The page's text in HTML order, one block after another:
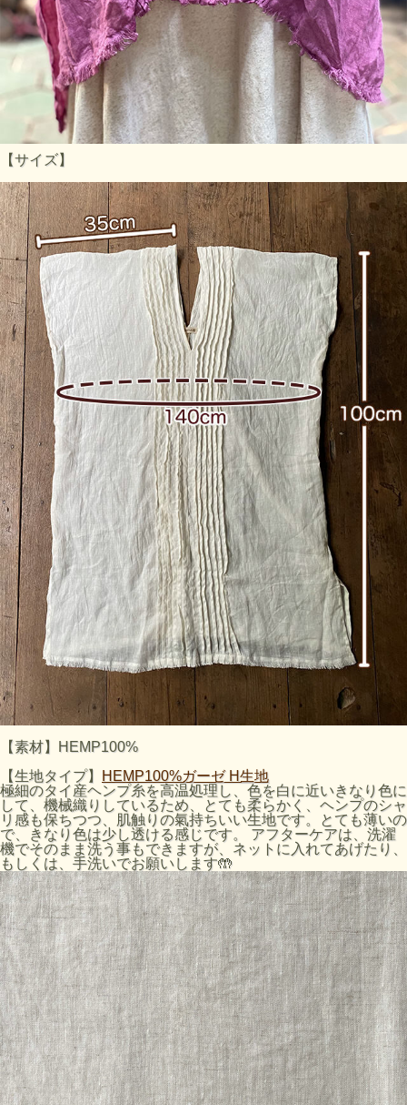
【サイズ】
【素材】HEMP100%
【生地タイプ】
HEMP100%ガーゼ H生地
極細のタイ産ヘンプ糸を高温処理し、色を白に近いきなり色に
して、機械織りしているため、とても柔らかく、ヘンプのシャ
リ感も保ちつつ、肌触りの氣持ちいい生地です。とても薄いの
で、きなり色は少し透ける感じです。 アフターケアは、洗濯
機でそのまま洗う事もできますが、ネットに入れてあげたり、
もしくは、手洗いでお願いします🤲